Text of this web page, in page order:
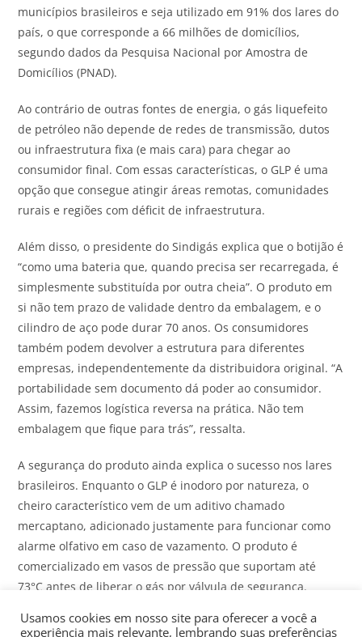
municípios brasileiros e seja utilizado em 91% dos lares do
país, o que corresponde a 66 milhões de domicílios,
segundo dados da Pesquisa Nacional por Amostra de
Domicílios (PNAD).
Ao contrário de outras fontes de energia, o gás liquefeito
de petróleo não depende de redes de transmissão, dutos
ou infraestrutura fixa (e mais cara) para chegar ao
consumidor final. Com essas características, o GLP é uma
opção que consegue atingir áreas remotas, comunidades
rurais e regiões com déficit de infraestrutura.
Além disso, o presidente do Sindigás explica que o botijão é
“como uma bateria que, quando precisa ser recarregada, é
simplesmente substituída por outra cheia”. O produto em
si não tem prazo de validade dentro da embalagem, e o
cilindro de aço pode durar 70 anos. Os consumidores
também podem devolver a estrutura para diferentes
empresas, independentemente da distribuidora original. “A
portabilidade sem documento dá poder ao consumidor.
Assim, fazemos logística reversa na prática. Não tem
embalagem que fique para trás”, ressalta.
A segurança do produto ainda explica o sucesso nos lares
brasileiros. Enquanto o GLP é inodoro por natureza, o
cheiro característico vem de um aditivo chamado
mercaptano, adicionado justamente para funcionar como
alarme olfativo em caso de vazamento. O produto é
comercializado em vasos de pressão que suportam até
73°C antes de liberar o gás por válvula de segurança.
Isso explica por que os acidentes mais comuns envolvem
Usamos cookies em nosso site para oferecer a você a
experiência mais relevante, lembrando suas preferências